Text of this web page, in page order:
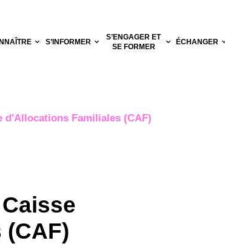
S’INFORMER
S’ENGAGER ET
SE FORMER
ÉCHANGER
Familiales (CAF)